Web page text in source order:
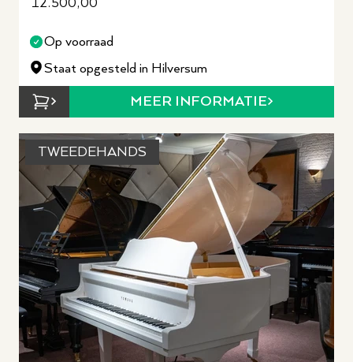
12.500,00
Op voorraad
Staat opgesteld in Hilversum
MEER INFORMATIE
TWEEDEHANDS